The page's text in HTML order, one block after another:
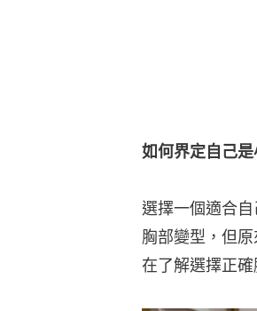
如何界定自己
選擇一個適合
胸部變型，但
在了解選擇正